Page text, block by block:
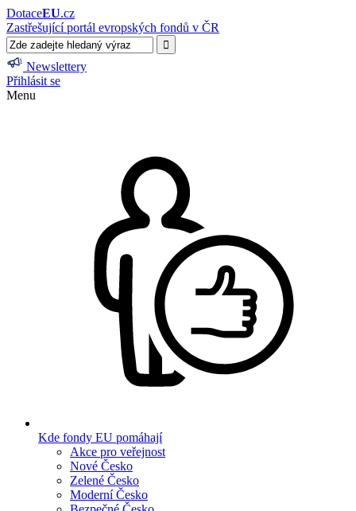
DotaceEU.cz
Zastřešující portál evropských fondů v ČR
Newslettery
Přihlásit se
Menu
Kde fondy EU pomáhají
Akce pro veřejnost
Nové Česko
Zelené Česko
Moderní Česko